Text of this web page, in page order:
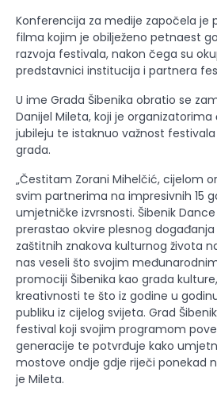
Konferencija za medije započela je
filma kojim je obilježeno petnaest
razvoja festivala, nakon čega su
predstavnici institucija i partnera
U ime Grada Šibenika obratio se
Danijel Mileta, koji je
jubileju te istaknuo važnost
grada.
„Čestitam Zorani Mihelčić, cijelom
svim partnerima na impresivnih 15
umjetničke izvrsnosti. Šibenik
prerastao okvire plesnog
zaštitnih znakova kulturnog života
nas veseli što svojim
promociji Šibenika kao grada
kreativnosti te što iz godine u
publiku iz cijelog svijeta. Grad
festival koji svojim programom
generacije te potvrđuje kako
mostove ondje gdje riječi ponekad
je Mileta.